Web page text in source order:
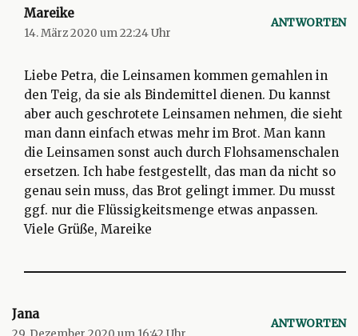
Mareike
14. März 2020 um 22:24 Uhr
ANTWORTEN
Liebe Petra, die Leinsamen kommen gemahlen in
den Teig, da sie als Bindemittel dienen. Du kannst
aber auch geschrotete Leinsamen nehmen, die sieht
man dann einfach etwas mehr im Brot. Man kann
die Leinsamen sonst auch durch Flohsamenschalen
ersetzen. Ich habe festgestellt, das man da nicht so
genau sein muss, das Brot gelingt immer. Du musst
ggf. nur die Flüssigkeitsmenge etwas anpassen.
Viele Grüße, Mareike
Jana
ANTWORTEN